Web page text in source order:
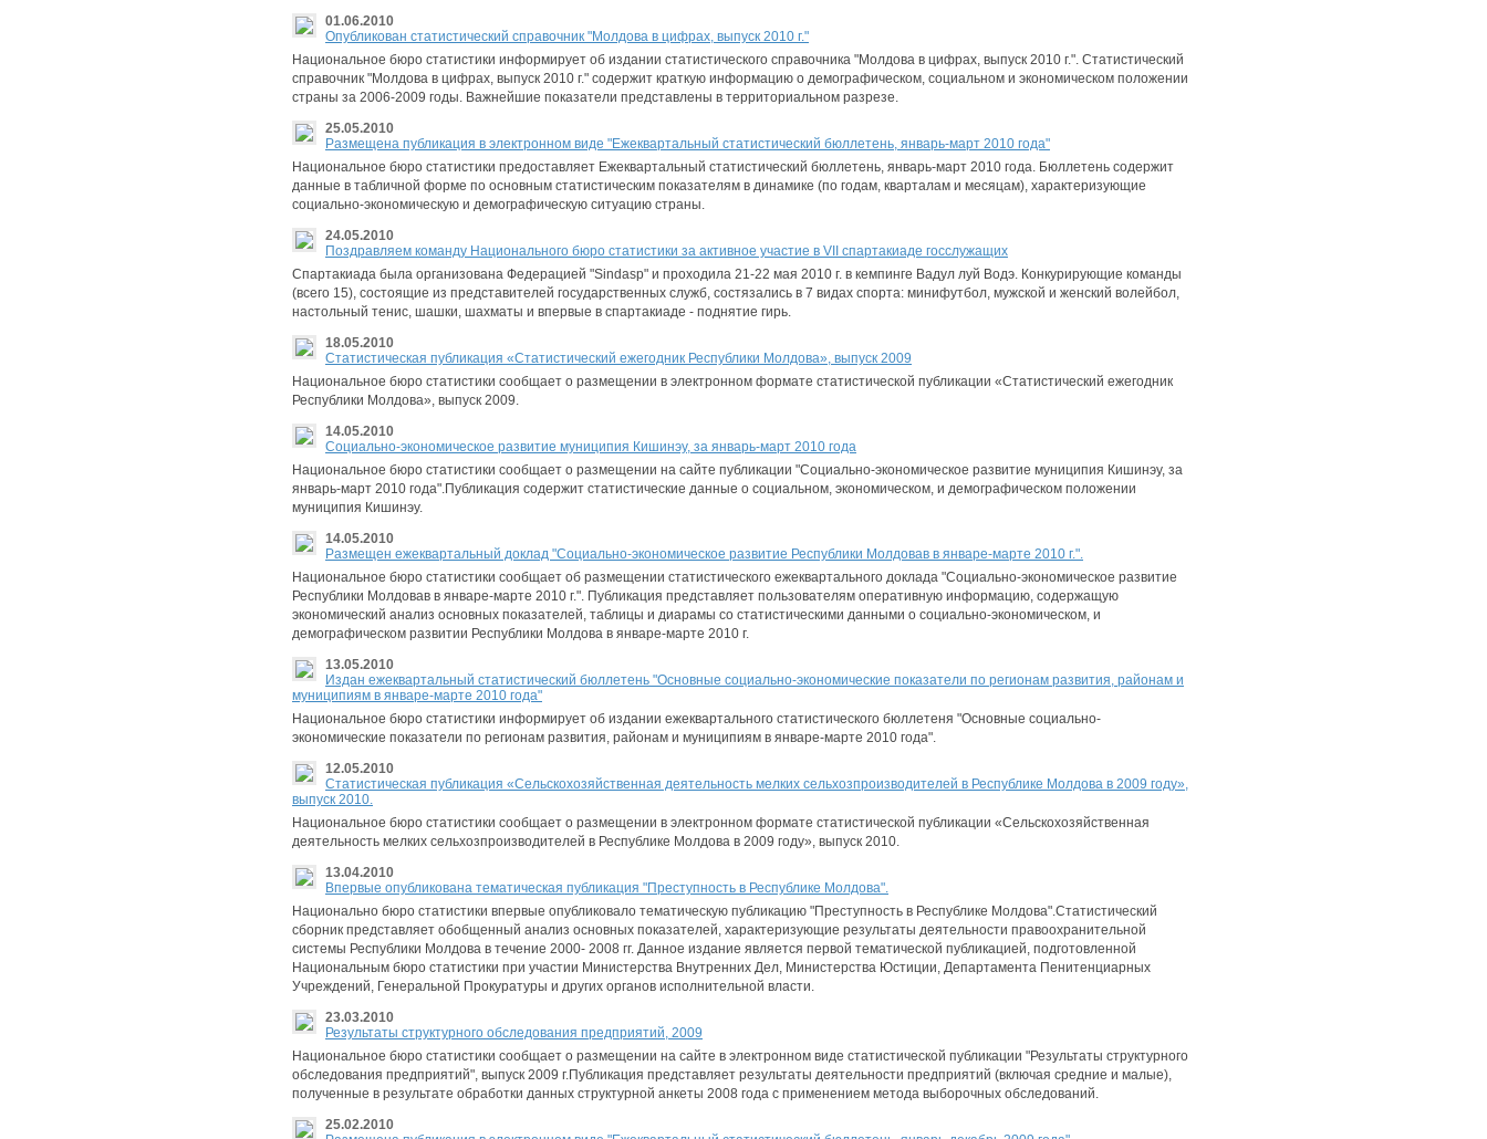
01.06.2010
Опубликован статистический справочник "Молдова в цифрах, выпуск 2010 г."
Национальное бюро статистики информирует об издании статистического справочника "Молдова в цифрах, выпуск 2010 г.". Статистический
справочник "Молдова в цифрах, выпуск 2010 г." содержит краткую информацию о демографическом, социальном и экономическом положении
страны за 2006-2009 годы. Важнейшие показатели представлены в территориальном разрезе.
25.05.2010
Размещена публикация в электронном виде "Ежеквартальный статистический бюллетень, январь-март 2010 года"
Национальное бюро статистики предоставляет Ежеквартальный статистический бюллетень, январь-март 2010 года. Бюллетень содержит
данные в табличной форме по основным статистическим показателям в динамике (по годам, кварталам и месяцам), характеризующие
социально-экономическую и демографическую ситуацию страны.
24.05.2010
Поздравляем команду Национального бюро статистики за активное участие в VII спартакиаде госслужащих
Спартакиада была организована Федерацией "Sindasp" и проходила 21-22 мая 2010 г. в кемпинге Вадул луй Водэ. Конкурирующие команды
(всего 15), состоящие из представителей государственных служб, состязались в 7 видах спорта: минифутбол, мужской и женский волейбол,
настольный тенис, шашки, шахматы и впервые в спартакиаде - поднятие гирь.
18.05.2010
Статистическая публикация «Статистический ежегодник Республики Молдова», выпуск 2009
Национальное бюро статистики сообщает о размещении в электронном формате статистической публикации «Статистический ежегодник
Республики Молдова», выпуск 2009.
14.05.2010
Социально-экономическое развитие муниципия Кишинэу, за январь-март 2010 года
Национальное бюро статистики сообщает о размещении на сайте публикации "Социально-экономическое развитие муниципия Кишинэу, за
январь-март 2010 года".Публикация содержит статистические данные о социальном, экономическом, и демографическом положении
муниципия Кишинэу.
14.05.2010
Размещен ежеквартальный доклад "Социально-экономическое развитие Республики Молдовав в январе-марте 2010 г.".
Национальное бюро статистики сообщает об размещении статистического ежеквартального доклада "Социально-экономическое развитие
Республики Молдовав в январе-марте 2010 г.". Публикация представляет пользователям оперативную информацию, содержащую
экономический анализ основных показателей, таблицы и диарамы со статистическими данными о социально-экономическом, и
демографическом развитии Республики Молдова в январе-марте 2010 г.
13.05.2010
Издан ежеквартальный статистический бюллетень "Основные социально-экономические показатели по регионам развития, районам и
муниципиям в январе-марте 2010 года"
Национальное бюро статистики информирует об издании ежеквартального статистического бюллетеня "Основные социально-
экономические показатели по регионам развития, районам и муниципиям в январе-марте 2010 года".
12.05.2010
Статистическая публикация «Сельскохозяйственная деятельность мелких сельхозпроизводителей в Республике Молдова в 2009 году»,
выпуск 2010.
Национальное бюро статистики сообщает о размещении в электронном формате статистической публикации «Сельскохозяйственная
деятельность мелких сельхозпроизводителей в Республике Молдова в 2009 году», выпуск 2010.
13.04.2010
Впервые опубликована тематическая публикация "Преступность в Республике Молдова".
Национально бюро статистики впервые опубликовало тематическую публикацию "Преступность в Республике Молдова".Статистический
сборник представляет обобщенный анализ основных показателей, характеризующие результаты деятельности правоохранительной
системы Республики Молдова в течение 2000- 2008 гг. Данное издание является первой тематической публикацией, подготовленной
Национальным бюро статистики при участии Министерства Внутренних Дел, Министерства Юстиции, Департамента Пенитенциарных
Учреждений, Генеральной Прокуратуры и других органов исполнительной власти.
23.03.2010
Результаты структурного обследования предприятий, 2009
Национальное бюро статистики сообщает о размещении на сайте в электронном виде статистической публикации "Результаты структурного
обследования предприятий", выпуск 2009 г.Публикация представляет результаты деятельности предприятий (включая средние и малые),
полученные в результате обработки данных структурной анкеты 2008 года с применением метода выборочных обследований.
25.02.2010